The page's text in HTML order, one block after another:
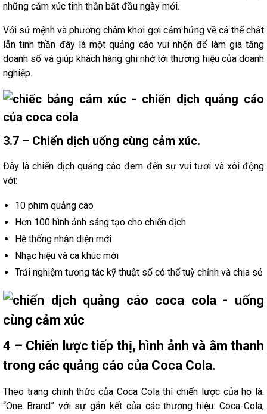
những cảm xúc tinh thần bắt đầu ngày mới.
Với sứ mệnh và phương châm khơi gợi cảm hứng về cả thể chất
lẫn tinh thần đây là một quảng cáo vui nhộn để làm gia tăng
doanh số và giúp khách hàng ghi nhớ tới thương hiệu của doanh
nghiệp.
3.7 – Chiến dịch uống cùng cảm xúc.
Đây là chiến dịch quảng cáo đem đến sự vui tươi và xôi động
với:
10 phim quảng cáo
Hơn 100 hình ảnh sáng tạo cho chiến dịch
Hệ thống nhận diện mới
Nhạc hiệu và ca khúc mới
Trải nghiệm tương tác kỹ thuật số có thể tuỳ chỉnh và chia sẻ
4 – Chiến lược tiếp thị, hình ảnh và âm thanh
trong các quảng cáo của Coca Cola.
Theo trang chính thức của Coca Cola thì chiến lược của họ là:
“One Brand” với sự gắn kết của các thương hiệu: Coca-Cola,